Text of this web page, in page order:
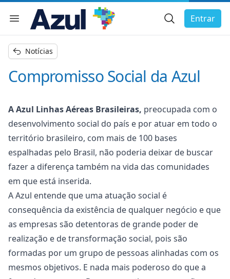
Menu de navegação
Busca Geral
Entrar
menu
Notícias
Compromisso Social da Azul
A Azul Linhas Aéreas Brasileiras, preocupada com o
desenvolvimento social do país e por atuar em todo o
território brasileiro, com mais de 100 bases
espalhadas pelo Brasil, não poderia deixar de buscar
fazer a diferença também na vida das comunidades
em que está inserida.
A Azul entende que uma atuação social é
consequência da existência de qualquer negócio e que
as empresas são detentoras de grande poder de
realização e de transformação social, pois são
formadas por um grupo de pessoas alinhadas com os
mesmos objetivos. E nada mais poderoso do que a